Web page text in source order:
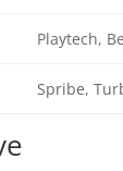
Playtech,
Spribe,